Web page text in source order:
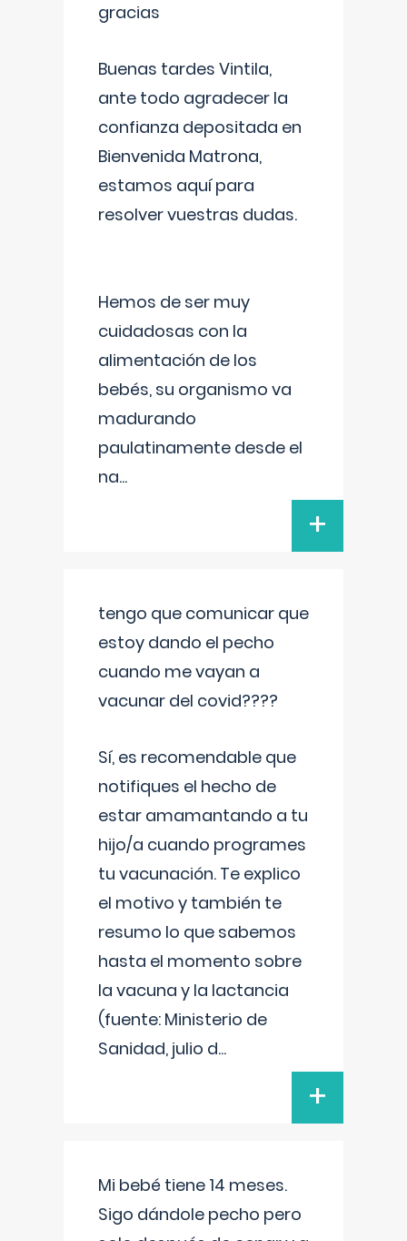
gracias
Buenas tardes Vintila,
ante todo agradecer la
confianza depositada en
Bienvenida Matrona,
estamos aquí para
resolver vuestras dudas.
Hemos de ser muy
cuidadosas con la
alimentación de los
bebés, su organismo va
madurando
paulatinamente desde el
na...
+
tengo que comunicar que
estoy dando el pecho
cuando me vayan a
vacunar del covid????
Sí, es recomendable que
notifiques el hecho de
estar amamantando a tu
hijo/a cuando programes
tu vacunación. Te explico
el motivo y también te
resumo lo que sabemos
hasta el momento sobre
la vacuna y la lactancia
(fuente: Ministerio de
Sanidad, julio d...
+
Mi bebé tiene 14 meses.
Sigo dándole pecho pero